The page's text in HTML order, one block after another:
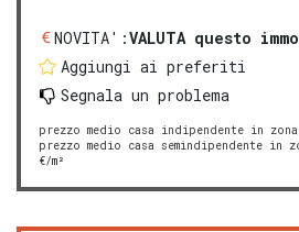
NOVITA':VALUTA questo
Aggiungi ai preferiti
Segnala un problema
prezzo medio casa indipendente in zona
prezzo medio casa semindipendente in
€/m²